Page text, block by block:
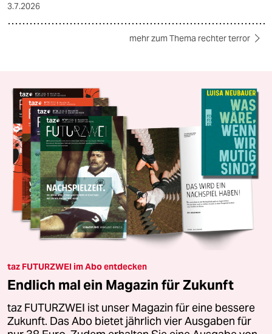
3.7.2026
mehr zum Thema rechter terror
taz FUTURZWEI im Abo entdecken
Endlich mal ein Magazin für Zukunft
taz FUTURZWEI ist unser Magazin für eine bessere
Zukunft. Das Abo bietet jährlich vier Ausgaben für